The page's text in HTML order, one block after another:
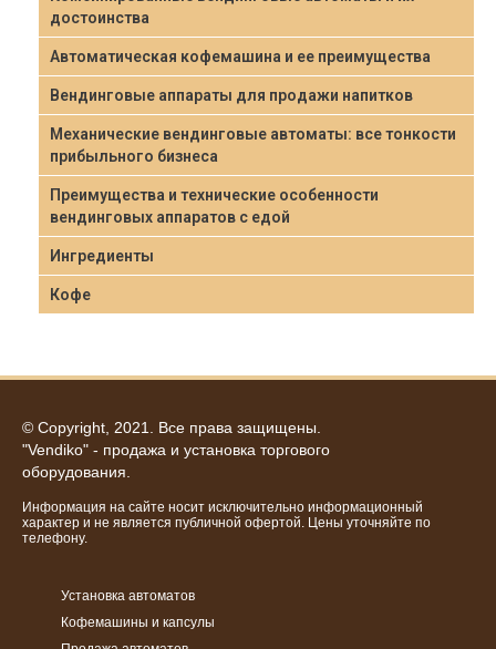
достоинства
Автоматическая кофемашина и ее преимущества
Вендинговые аппараты для продажи напитков
Механические вендинговые автоматы: все тонкости
прибыльного бизнеса
Преимущества и технические особенности
вендинговых аппаратов с едой
Ингредиенты
Кофе
© Copyright, 2021. Все права защищены.
"Vendiko" - продажа и установка торгового
оборудования.
Информация на сайте носит исключительно информационный
характер и не является публичной офертой. Цены уточняйте по
телефону.
Установка автоматов
Кофемашины и капсулы